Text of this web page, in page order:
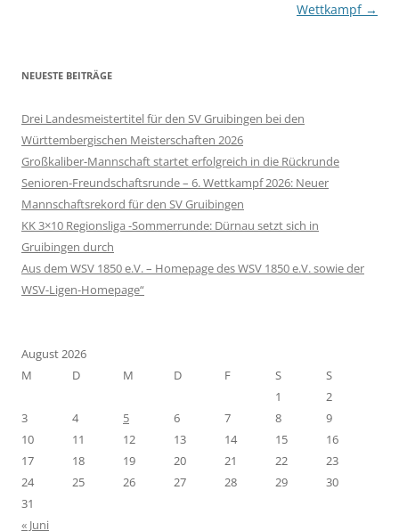
Wettkampf →
NEUESTE BEITRÄGE
Drei Landesmeistertitel für den SV Gruibingen bei den
Württembergischen Meisterschaften 2026
Großkaliber-Mannschaft startet erfolgreich in die Rückrunde
Senioren-Freundschaftsrunde – 6. Wettkampf 2026: Neuer
Mannschaftsrekord für den SV Gruibingen
KK 3×10 Regionsliga -Sommerrunde: Dürnau setzt sich in
Gruibingen durch
Aus dem WSV 1850 e.V. – Homepage des WSV 1850 e.V. sowie der
WSV-Ligen-Homepage“
August 2026
M
D M D F S
S
1
2
3
4 5 6 7 8
9
10
11 12 13 14 15
16
17
18 19 20 21 22
23
24
25 26 27 28 29
30
31
« Juni